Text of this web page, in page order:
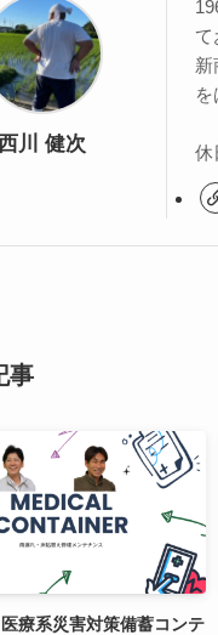
川 健次
て
新
休
事
医療系災害対策備蓄コンテ